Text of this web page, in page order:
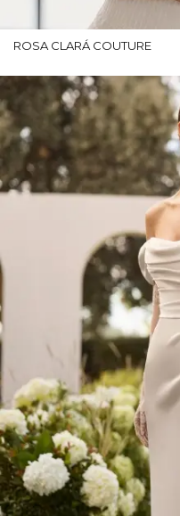
ROSA CLARÁ COUTURE